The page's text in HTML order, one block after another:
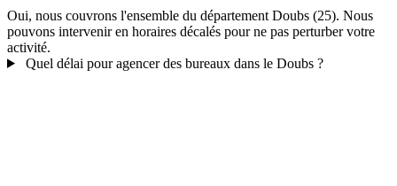
Oui, nous couvrons l'ensemble du département Doubs (25). Nous
pouvons intervenir en horaires décalés pour ne pas perturber votre
activité.
Quel délai pour agencer des bureaux dans le Doubs ?